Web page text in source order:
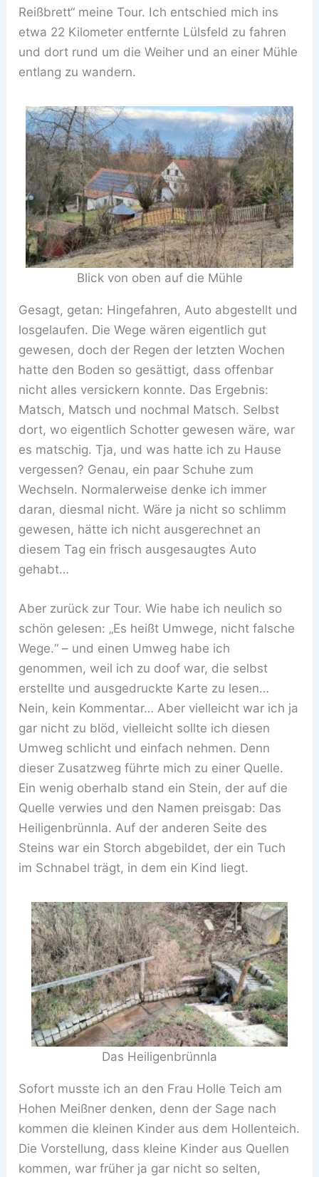
Reißbrett“ meine Tour. Ich entschied mich ins
etwa 22 Kilometer entfernte Lülsfeld zu fahren
und dort rund um die Weiher und an einer Mühle
entlang zu wandern.
Blick von oben auf die Mühle
Gesagt, getan: Hingefahren, Auto abgestellt und
losgelaufen. Die Wege wären eigentlich gut
gewesen, doch der Regen der letzten Wochen
hatte den Boden so gesättigt, dass offenbar
nicht alles versickern konnte. Das Ergebnis:
Matsch, Matsch und nochmal Matsch. Selbst
dort, wo eigentlich Schotter gewesen wäre, war
es matschig. Tja, und was hatte ich zu Hause
vergessen? Genau, ein paar Schuhe zum
Wechseln. Normalerweise denke ich immer
daran, diesmal nicht. Wäre ja nicht so schlimm
gewesen, hätte ich nicht ausgerechnet an
diesem Tag ein frisch ausgesaugtes Auto
gehabt…
Aber zurück zur Tour. Wie habe ich neulich so
schön gelesen: „Es heißt Umwege, nicht falsche
Wege.“ – und einen Umweg habe ich
genommen, weil ich zu doof war, die selbst
erstellte und ausgedruckte Karte zu lesen…
Nein, kein Kommentar… Aber vielleicht war ich ja
gar nicht zu blöd, vielleicht sollte ich diesen
Umweg schlicht und einfach nehmen. Denn
dieser Zusatzweg führte mich zu einer Quelle.
Ein wenig oberhalb stand ein Stein, der auf die
Quelle verwies und den Namen preisgab: Das
Heiligenbrünnla. Auf der anderen Seite des
Steins war ein Storch abgebildet, der ein Tuch
im Schnabel trägt, in dem ein Kind liegt.
Das Heiligenbrünnla
Sofort musste ich an den Frau Holle Teich am
Hohen Meißner denken, denn der Sage nach
kommen die kleinen Kinder aus dem Hollenteich.
Die Vorstellung, dass kleine Kinder aus Quellen
kommen, war früher ja gar nicht so selten,